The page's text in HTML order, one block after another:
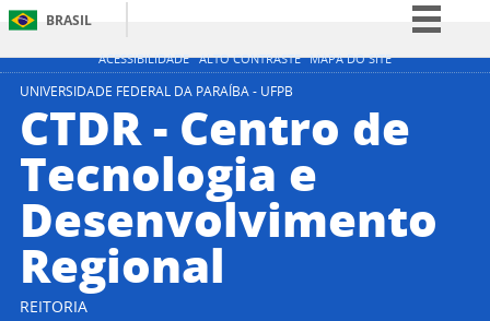
ACESSIBILIDADE ALTO CONTRASTE MAPA DO SITE
BRASIL
Simplifique!
Participe
Legislação
Canais
UNIVERSIDADE FEDERAL DA PARAÍBA - UFPB
CTDR - Centro de
Tecnologia e
Desenvolvimento
Regional
REITORIA